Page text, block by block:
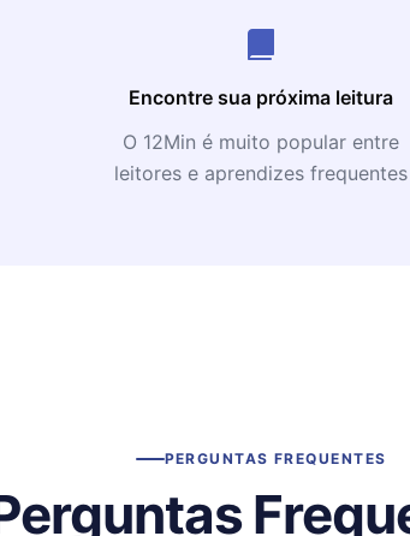
Encontre sua próxima leitura
O 12Min é muito popular entre
leitores e aprendizes frequentes
PERGUNTAS FREQUENTES